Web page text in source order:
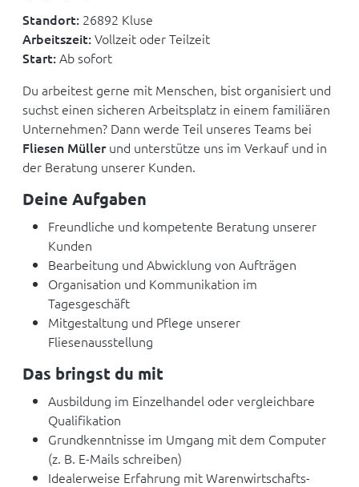
Standort: 26892 Kluse
Arbeitszeit:Vollzeit oder Teilzeit
Start:Ab sofort
Du arbeitest gerne mit Menschen, bist organisiert und
suchst einen sicheren Arbeitsplatz in einem familiären
Unternehmen? Dann werde Teil unseres Teams bei
Fliesen Müllerund unterstütze uns im Verkauf und in
der Beratung unserer Kunden.
Deine Aufgaben
Freundliche und kompetente Beratung unserer
Kunden
Bearbeitung und Abwicklung von Aufträgen
Organisation und Kommunikation im
Tagesgeschäft
Mitgestaltung und Pflege unserer
Fliesenausstellung
Das bringst du mit
Ausbildung im Einzelhandel oder vergleichbare
Qualifikation
Grundkenntnisse im Umgang mit dem Computer
(z. B. E-Mails schreiben)
Idealerweise Erfahrung mit Warenwirtschafts-